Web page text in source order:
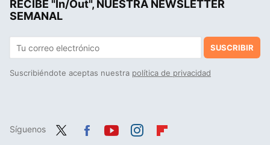
RECIBE "In/Out", NUESTRA NEWSLETTER
SEMANAL
SUSCRIBIR
Suscribiéndote aceptas nuestra política de privacidad
Síguenos